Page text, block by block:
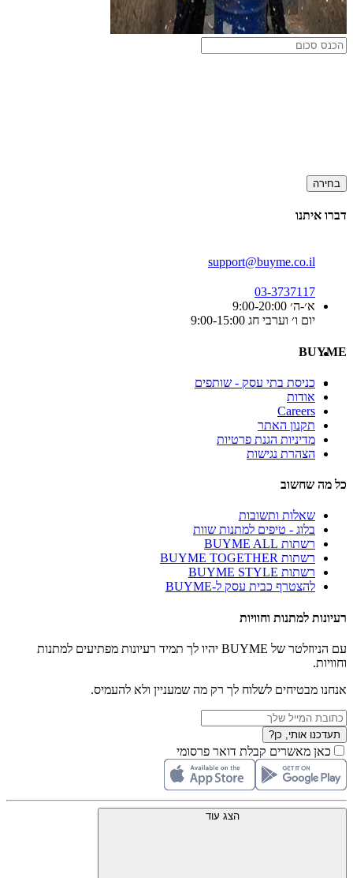
בחירה
דברו איתנו
support@buyme.co.il
03-3737117
א׳-ה׳ 9:00-20:00
יום ו׳ וערבי חג 9:00-15:00
BUYME
כניסת בתי עסק - שותפים
אודות
Careers
תקנון האתר
מדיניות הגנת פרטיות
הצהרת נגישות
כל מה שחשוב
שאלות ותשובות
בלוג - טיפים למתנות שוות
רשתות BUYME ALL
רשתות BUYME TOGETHER
רשתות BUYME STYLE
להצטרף כבית עסק ל-BUYME
רעיונות למתנות וחוויות
עם הניוזלטר של BUYME יהיו לך תמיד רעיונות מפתיעים למתנות
וחוויות.
אנחנו מבטיחים לשלוח לך רק מה שמעניין ולא להעמיס.
תעדכנו אותי, כן?
כאן מאשרים קבלת דואר פרסומי
הצג עוד